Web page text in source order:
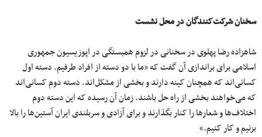
سخنان شرکت‌کنندگان در محل نشست
شاهزاده رضا پهلوی در سخنانی در لزوم همبستگی در اپوزیسیون جمهوری
اسلامی برای براندازی آن گفت که «ما با دو دسته از افراد طرفیم. دسته اول
کسانی‌اند که همچنان کینه دارند و بخشی از مشکل‌اند. دسته دوم کسانی‌اند
که می‌خواهند بخشی از راه‌ حل باشند. زمان آن رسیده که این دسته دوم
اختلاف‌ها و شعارها را کنار بگذارند و برای آزادی و سربلندی ایران آستین‌ها را بالا
بزنیم و کار کنیم.»